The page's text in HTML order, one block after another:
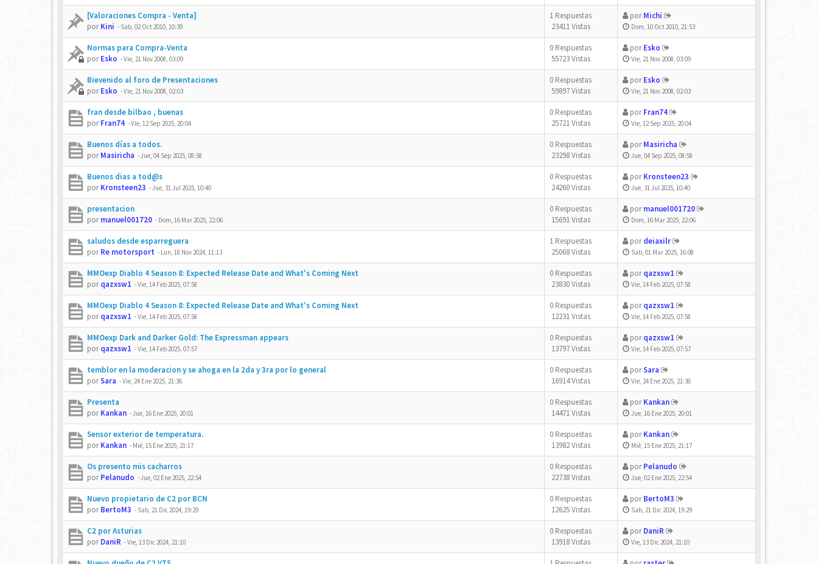
[Valoraciones Compra - Venta]
porKini - Sab, 02 Oct 2010, 10:39
1 Respuestas
23411 Vistas
porMichi
Dom, 10 Oct 2010, 21:53
Normas para Compra-Venta
porEsko -Vie, 21 Nov 2008, 03:09
0 Respuestas
55723 Vistas
porEsko
Vie, 21 Nov 2008, 03:09
Bievenido al foro de Presentaciones
porEsko -Vie, 21 Nov 2008, 02:03
0 Respuestas
59897 Vistas
porEsko
Vie, 21 Nov 2008, 02:03
fran desde bilbao , buenas
porFran74 -Vie, 12 Sep 2025, 20:04
0 Respuestas
25721 Vistas
porFran74
Vie, 12 Sep 2025, 20:04
Buenos días a todos.
porMasiricha -Jue, 04 Sep 2025, 08:58
0 Respuestas
23298 Vistas
porMasiricha
Jue, 04 Sep 2025, 08:58
Buenos dias a tod@s
porKronsteen23 -Jue, 31 Jul 2025, 10:40
0 Respuestas
24260 Vistas
porKronsteen23
Jue, 31 Jul 2025, 10:40
presentacion
pormanuel001720 - Dom, 16 Mar 2025, 22:06
0 Respuestas
15691 Vistas
pormanuel001720
Dom, 16 Mar 2025, 22:06
saludos desde esparreguera
porRe motorsport - Lun, 18 Nov 2024, 11:13
1 Respuestas
25068 Vistas
pordeiaxilr
Sab, 01 Mar 2025, 16:08
MMOexp Diablo 4 Season 8: Expected Release Date and What's Coming Next
porqazxsw1 -Vie, 14 Feb 2025, 07:58
0 Respuestas
23830 Vistas
porqazxsw1
Vie, 14 Feb 2025, 07:58
MMOexp Diablo 4 Season 8: Expected Release Date and What's Coming Next
porqazxsw1 -Vie, 14 Feb 2025, 07:58
0 Respuestas
12231 Vistas
porqazxsw1
Vie, 14 Feb 2025, 07:58
MMOexp Dark and Darker Gold: The Expressman appears
porqazxsw1 -Vie, 14 Feb 2025, 07:57
0 Respuestas
13797 Vistas
porqazxsw1
Vie, 14 Feb 2025, 07:57
temblor en la moderacion y se ahoga en la 2da y 3ra por lo general
porSara -Vie, 24 Ene 2025, 21:36
0 Respuestas
16914 Vistas
porSara
Vie, 24 Ene 2025, 21:36
Presenta
porKankan -Jue, 16 Ene 2025, 20:01
0 Respuestas
14471 Vistas
porKankan
Jue, 16 Ene 2025, 20:01
Sensor exterior de temperatura.
porKankan - Mié, 15 Ene 2025, 21:17
0 Respuestas
13982 Vistas
porKankan
Mié, 15 Ene 2025, 21:17
Os presento mis cacharros
porPelanudo -Jue, 02 Ene 2025, 22:54
0 Respuestas
22738 Vistas
porPelanudo
Jue, 02 Ene 2025, 22:54
Nuevo propietario de C2 por BCN
porBertoM3 - Sab, 21 Dic 2024, 19:29
0 Respuestas
12625 Vistas
porBertoM3
Sab, 21 Dic 2024, 19:29
C2 por Asturias
porDaniR -Vie, 13 Dic 2024, 21:10
0 Respuestas
13918 Vistas
porDaniR
Vie, 13 Dic 2024, 21:10